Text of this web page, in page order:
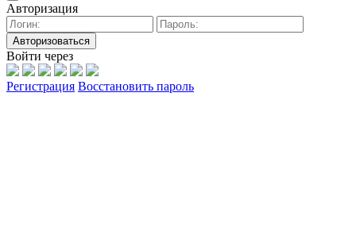
Авторизация
Авторизоваться
Войти через
Регистрация Восстановить пароль